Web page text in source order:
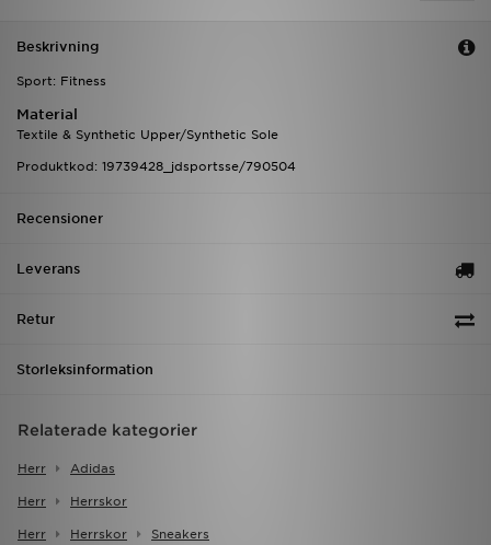
Beskrivning
Sport: Fitness
Material
Textile & Synthetic Upper/Synthetic Sole
Produktkod: 19739428_jdsportsse/790504
Recensioner
Leverans
Retur
Storleksinformation
Relaterade kategorier
Herr Adidas
Herr Herrskor
Herr Herrskor Sneakers